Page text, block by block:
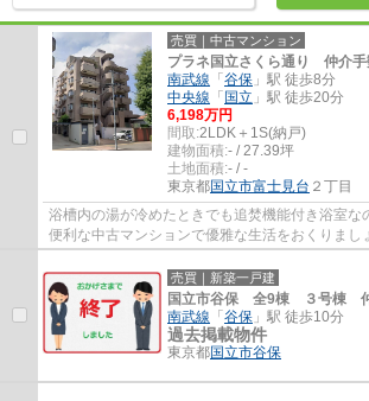
売買｜中古マンション
プラネ国立さくら通り 仲介手
南武線 「 谷保 」駅 徒歩8分
中央線 「 国立 」駅 徒歩20分
6,198万円
間取:2LDK＋1S(納戸)
建物面積:- / 27.39坪
土地面積:- / -
東京都国立市富士見台 ２丁目
浴槽内の湯が冷めたときでも追焚機能付き浴室な
便利な中古マンションで優雅な生活をおくりまし
ステムキッチンがある物件です。収納部屋...
売買｜新築一戸建
国立市谷保 全9棟 ３号棟
南武線 「 谷保 」駅 徒歩10分
過去掲載物件
東京都国立市谷保